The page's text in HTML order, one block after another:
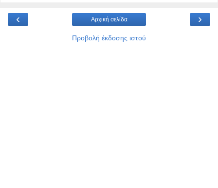
‹ ›
Αρχική σελίδα
Προβολή έκδοσης ιστού